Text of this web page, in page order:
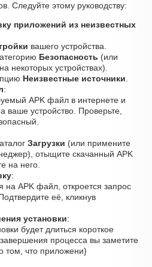
Следуйте этому руководству:
приложений из неизвестных
вашего устройства.
Безопасность (или
на некоторых устройствах).
Неизвестные источники
:
APK файл в интернете и
ваше устройство. Проверьте,
Загрузки (или примените
отыщите скачанный APK
на него.
:
на APK файл, откроется запрос
её, кликнув
установки:
будет длиться короткое
процесса вы заметите
том, что приложени}